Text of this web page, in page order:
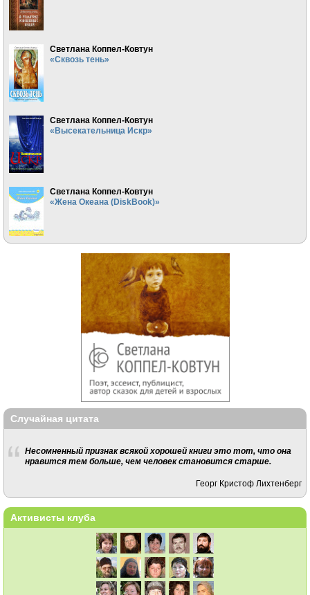
Светлана Коппел-Ковтун
«Сквозь тень»
Светлана Коппел-Ковтун
«Высекательница Искр»
Светлана Коппел-Ковтун
«Жена Океана (DiskBook)»
Случайная цитата
Несомненный признак всякой хорошей книги это тот, что она
нравится тем больше, чем человек становится старше.
Георг Кристоф Лихтенберг
Активисты клуба